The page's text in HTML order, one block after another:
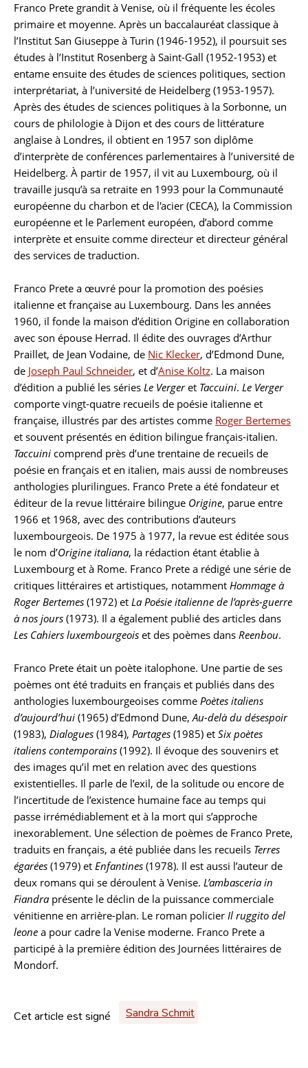
Biographie
Franco Prete grandit à Venise, où il fréquente les écoles
primaire et moyenne. Après un baccalauréat classique à
l’Institut San Giuseppe à Turin (1946-1952), il poursuit ses
études à l’Institut Rosenberg à Saint-Gall (1952-1953) et
entame ensuite des études de sciences politiques, section
interprétariat, à l’université de Heidelberg (1953-1957).
Après des études de sciences politiques à la Sorbonne, un
cours de philologie à Dijon et des cours de littérature
anglaise à Londres, il obtient en 1957 son diplôme
d’interprète de conférences parlementaires à l’université de
Heidelberg. À partir de 1957, il vit au Luxembourg, où il
travaille jusqu’à sa retraite en 1993 pour la Communauté
européenne du charbon et de l'acier (CECA), la Commission
européenne et le Parlement européen, d’abord comme
interprète et ensuite comme directeur et directeur général
des services de traduction.
Franco Prete a œuvré pour la promotion des poésies
italienne et française au Luxembourg. Dans les années
1960, il fonde la maison d’édition Origine en collaboration
avec son épouse Herrad. Il édite des ouvrages d’Arthur
Praillet, de Jean Vodaine, de Nic Klecker, d’Edmond Dune,
de Joseph Paul Schneider, et d’Anise Koltz. La maison
d’édition a publié les séries Le Vergeret Taccuini. Le Verger
comporte vingt-quatre recueils de poésie italienne et
française, illustrés par des artistes comme Roger Bertemes
et souvent présentés en édition bilingue français-italien.
Taccuini comprend près d’une trentaine de recueils de
poésie en français et en italien, mais aussi de nombreuses
anthologies plurilingues. Franco Prete a été fondateur et
éditeur de la revue littéraire bilingue Origine, parue entre
1966 et 1968, avec des contributions d’auteurs
luxembourgeois. De 1975 à 1977, la revue est éditée sous
le nom d’Origine italiana, la rédaction étant établie à
Luxembourg et à Rome. Franco Prete a rédigé une série de
critiques littéraires et artistiques, notamment Hommage à
Roger Bertemes (1972) et La Poésie italienne de l’après-guerre
à nos jours (1973). Il a également publié des articles dans
Les Cahiers luxembourgeois et des poèmes dans Reenbou.
Franco Prete était un poète italophone. Une partie de ses
poèmes ont été traduits en français et publiés dans des
anthologies luxembourgeoises comme Poètes italiens
d’aujourd’hui (1965) d’Edmond Dune,Au-delà du désespoir
(1983), Dialogues (1984), Partages (1985) et Six poètes
italiens contemporains (1992). Il évoque des souvenirs et
des images qu’il met en relation avec des questions
existentielles. Il parle de l’exil, de la solitude ou encore de
l’incertitude de l’existence humaine face au temps qui
passe irrémédiablement et à la mort qui s’approche
inexorablement. Une sélection de poèmes de Franco Prete,
traduits en français, a été publiée dans les recueils Terres
égarées (1979) et Enfantines (1978). Il est aussi l’auteur de
deux romans qui se déroulent à Venise. L’ambasceria in
Fiandraprésente le déclin de la puissance commerciale
vénitienne en arrière-plan. Le roman policier Il ruggito del
leone a pour cadre la Venise moderne. Franco Prete a
participé à la première édition des Journées littéraires de
Mondorf.
Cet article est signé Sandra Schmit